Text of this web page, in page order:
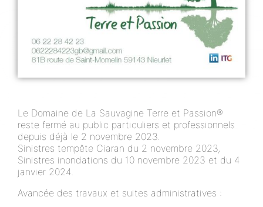
Le Domaine de La Sauvagine Terre et Passion®
reste fermé au public particuliers et professionnels
depuis déjà le 2 novembre 2023.
Sinistres tempête Ciaran du 2 novembre 2023,
Sinistres inondations du 10 novembre 2023 et du 4
janvier 2024.
Avancée des travaux et suites administratives :